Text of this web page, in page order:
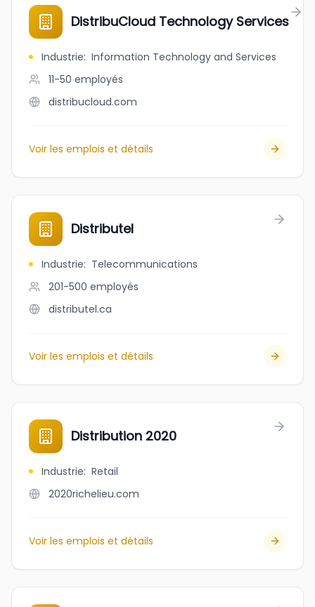
DistribuCloud Technology Services
Industrie: Information Technology and Services
11-50 employés
distribucloud.com
Voir les emplois et détails
Distributel
Industrie: Telecommunications
201-500 employés
distributel.ca
Voir les emplois et détails
Distribution 2020
Industrie: Retail
2020richelieu.com
Voir les emplois et détails